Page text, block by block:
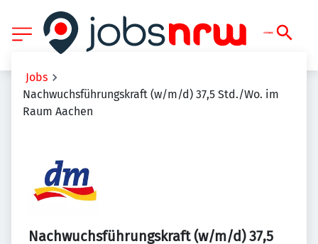
Jobs
Nachwuchsführungskraft (w/m/d) 37,5 Std./Wo. im
Raum Aachen
Nachwuchsführungskraft (w/m/d) 37,5